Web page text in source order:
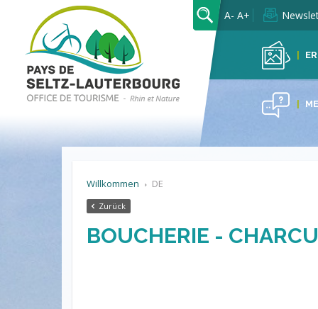
OK
A- A+
Willkommen DE
Zurück
BOUCHERIE -